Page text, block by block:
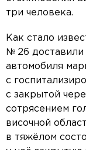
три человека.
Как стало
№ 26
автомобиля
с
с закрытой
сотрясением
височной
в тяжёлом